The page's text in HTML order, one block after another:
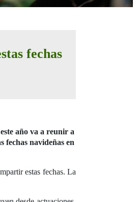
fechas
año va a reunir a
fechas navideñas en
estas fechas. La